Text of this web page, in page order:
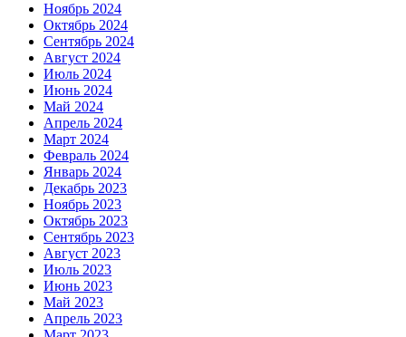
Ноябрь 2024
Октябрь 2024
Сентябрь 2024
Август 2024
Июль 2024
Июнь 2024
Май 2024
Апрель 2024
Март 2024
Февраль 2024
Январь 2024
Декабрь 2023
Ноябрь 2023
Октябрь 2023
Сентябрь 2023
Август 2023
Июль 2023
Июнь 2023
Май 2023
Апрель 2023